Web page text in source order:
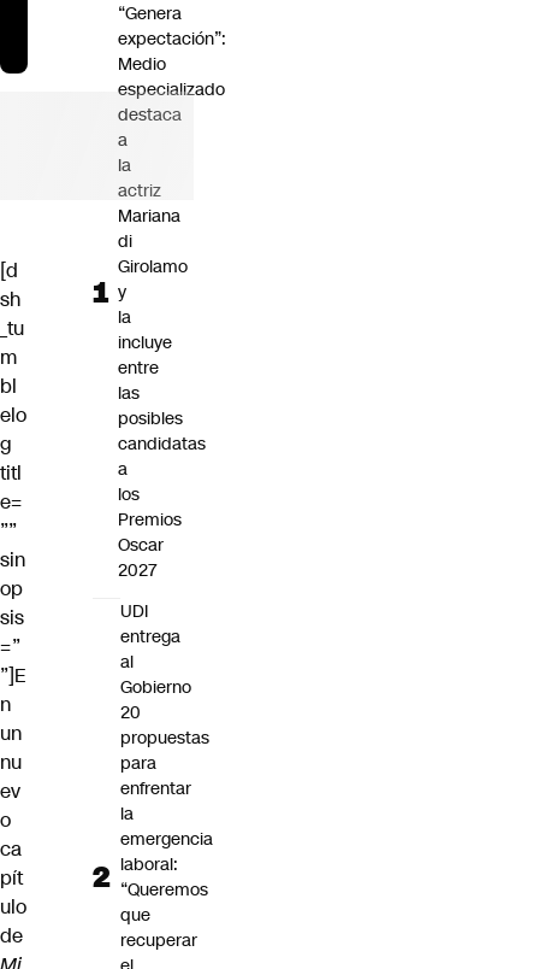
[d
sh
_tu
m
bl
elo
g
titl
e=
””
sin
op
sis
=”
”]E
n
un
nu
ev
o
ca
pít
ulo
de
“Genera
expectación”:
Medio
especializado
destaca
a
la
actriz
Mariana
di
Girolamo
y
la
incluye
entre
las
posibles
candidatas
a
los
Premios
Oscar
2027
UDI
entrega
al
Gobierno
20
propuestas
para
enfrentar
la
emergencia
laboral:
“Queremos
que
recuperar